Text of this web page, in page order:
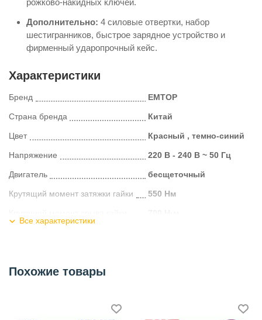
Дополнительно: 4 силовые отвертки, набор
шестигранников, быстрое зарядное устройство и
фирменный ударопрочный кейс.
Характеристики
Бренд EMTOP
Страна бренда Китай
Цвет Красный , темно-синий
Напряжение 220 В - 240 В ~ 50 Гц
Двигатель бесщеточный
Крутящий момент затяжки гайки 550 Нм
Квадратный привод
Все характеристики
Похожие товары